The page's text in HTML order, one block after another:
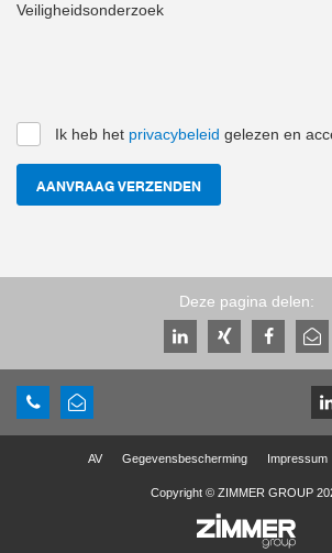
Veiligheidsonderzoek
Ik heb het privacybeleid gelezen en
AANVRAAG VERZENDEN
Deze pagina delen:
AV Gegevensbescherming Impressum
Copyright © ZIMMER GROUP